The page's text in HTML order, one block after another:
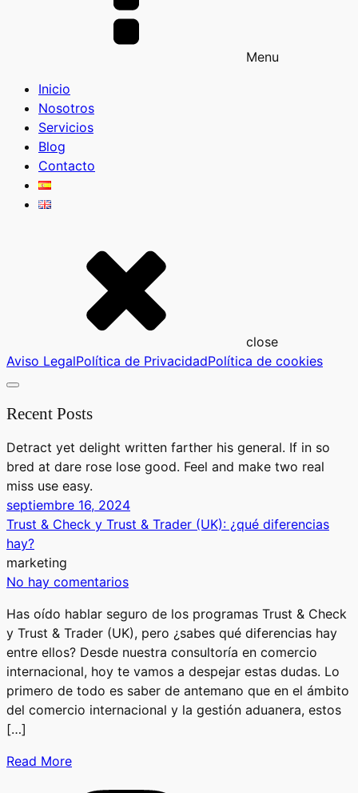
Menu
Inicio
Nosotros
Servicios
Blog
Contacto
close
Aviso LegalPolítica de PrivacidadPolítica de cookies
Recent Posts
Detract yet delight written farther his general. If in so
bred at dare rose lose good. Feel and make two real
miss use easy.
septiembre 16, 2024
Trust & Check y Trust & Trader (UK): ¿qué diferencias
hay?
marketing
No hay comentarios
Has oído hablar seguro de los programas Trust & Check
y Trust & Trader (UK), pero ¿sabes qué diferencias hay
entre ellos? Desde nuestra consultoría en comercio
internacional, hoy te vamos a despejar estas dudas. Lo
primero de todo es saber de antemano que en el ámbito
del comercio internacional y la gestión aduanera, estos
[…]
Read More